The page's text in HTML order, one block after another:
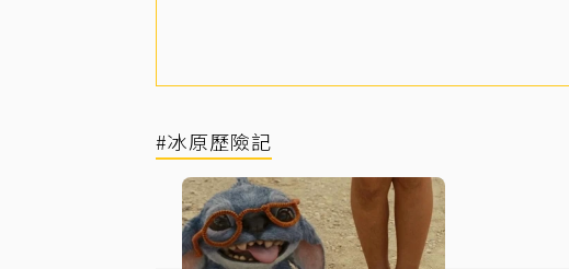
#冰原歷險記